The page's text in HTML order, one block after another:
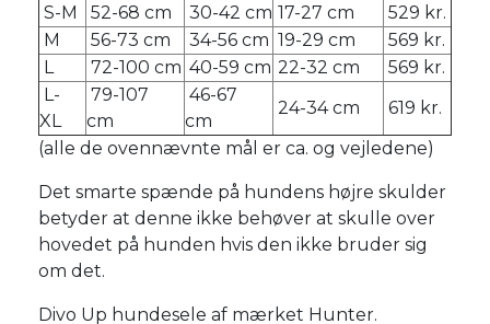
S-M
52-68 cm 30-42 cm 17-27 cm
529 kr.
M
56-73 cm 34-56 cm 19-29 cm
569 kr.
L
72-100 cm 40-59 cm 22-32 cm
569 kr.
L-
XL
79-107
cm
46-67
cm
24-34 cm
619 kr.
(alle de ovennævnte mål er ca. og vejledene)
Det smarte spænde på hundens højre skulder
betyder at denne ikke behøver at skulle over
hovedet på hunden hvis den ikke bruder sig
om det.
Divo Up hundesele af mærket Hunter.